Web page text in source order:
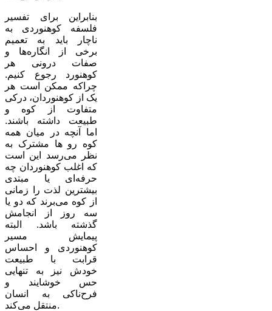
بنابراین برای تفسیر
فلسفه کوهنوردی به
ناچار باید به تعمیم
برخی از انگاره‌ها و
صفات درونی هر
کوهنورد رجوع کنیم.
چراکه ممکن است هر
یک از کوهنوردان، درکی
متفاوت از کوه و
طبیعت داشته باشند.
اما آنچه در میان همه
کوه رو ها مشترک به
نظر می‌رسد این است
که اغلب کوهنوردان چه
حرفه‌ای یا مبتدی
بیشترین لذت را زمانی
از کوه می‌برند که دو یا
سه روز از انجامش
گذشته باشد. البته
پیمایش مسیر
کوهنوردی و احساس
قرابت با طبیعت
خودش نیز به تنهایی
حس خوشایند و
فرح‌ناکی به انسان
منتقل می‌کند.